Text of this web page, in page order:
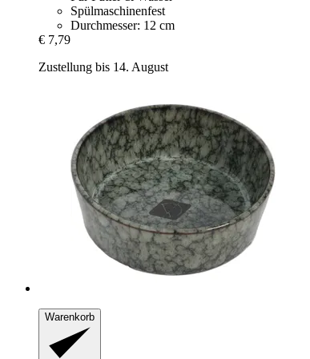
Spülmaschinenfest
Durchmesser: 12 cm
€ 7,79
Zustellung bis 14. August
Warenkorb